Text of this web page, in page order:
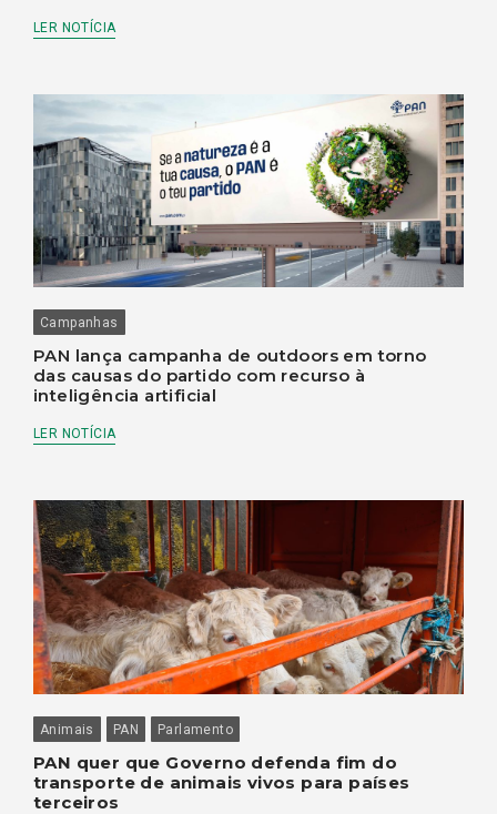
LER NOTÍCIA
Campanhas
PAN lança campanha de outdoors em torno
das causas do partido com recurso à
inteligência artificial
LER NOTÍCIA
Animais PAN Parlamento
PAN quer que Governo defenda fim do
transporte de animais vivos para países
terceiros